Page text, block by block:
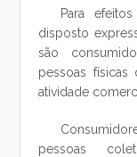
Para
disposto
são
pessoas
atividade
pessoas